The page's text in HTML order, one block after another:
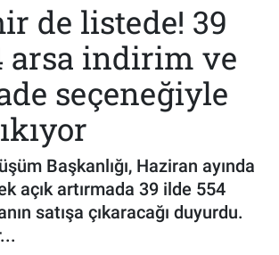
de listede! 39
arsa indirim ve
seçeneğiyle
Başkanlığı, Haziran ayında
açık artırmada 39 ilde 554
satışa çıkaracağı duyurdu.
Vakitleri
Yoğunluk Haritası
Durumu ve Fikstür
Haberleri